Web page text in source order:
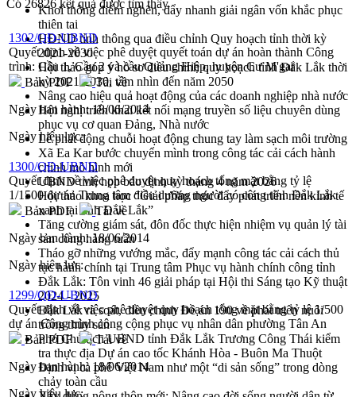
Khơi thông điểm nghẽn, đẩy nhanh giải ngân vốn khắc phục
thiên tai
HĐND tỉnh thông qua điều chỉnh Quy hoạch tỉnh thời kỳ
2021-2030
Hội thảo góp ý hồ sơ điều chỉnh quy hoạch tỉnh Đắk Lắk thời
kỳ 2021-2030, tầm nhìn đến năm 2050
Nâng cao hiệu quả hoạt động của các doanh nghiệp nhà nước
Hội nghị triển khai kết nối mạng truyền số liệu chuyên dùng
phục vụ cơ quan Đảng, Nhà nước
Lễ phát động chuỗi hoạt động chung tay làm sạch môi trường
Xã Ea Kar bước chuyển mình trong công tác cải cách hành
chính mô hình mới
UBND tỉnh họp báo định kỳ tháng 4 năm 2026
Hội thảo khoa học “Giải pháp thúc đẩy phát triển nền kinh tế
xanh tại tỉnh Đắk Lắk”
Tăng cường giám sát, đôn đốc thực hiện nhiệm vụ quản lý tài
sản công hàng tuần
Tháo gỡ những vướng mắc, đẩy mạnh công tác cải cách thủ
tục hành chính tại Trung tâm Phục vụ hành chính công tỉnh
Đắk Lắk: Tôn vinh 46 giải pháp tại Hội thi Sáng tạo Kỹ thuật
2024 - 2025
Đắk Lắk rà soát, điều chỉnh Đề án 190 về phát triển nuôi
trồng thủy sản
Phó Chủ tịch UBND tỉnh Đắk Lắk Trương Công Thái kiểm
tra thực địa Dự án cao tốc Khánh Hòa - Buôn Ma Thuột
Định vị cà phê Việt Nam như một “di sản sống” trong dòng
chảy toàn cầu
Có 26826kết quả được tìm thấy
1302/QĐ-UBND
Quyết định về việc phê duyệt quyết toán dự án hoàn thành Công
trình: Cầu 1, Cầu 2 và cầu Quảng Hiệp, huyện Cư M'gar
Bản PDF
Tải về
Ngày ban hành:18/06/2014
Ngày hiệu lực:
1300/QĐ-UBND
Quyết định về việc phê duyệt quy hoạch tổng mặt bằng tỷ lệ
1/1500 dự án Trung tâm điều dưỡng người có công tỉnh Đắk Lắk
Bản PDF
Tải về
Ngày ban hành:18/06/2014
Ngày hiệu lực:
1299/QĐ-UBND
Quyết định về việc phê duyệt quy hoạch tổng mặt bằng tỷ lệ 1/500
dự án Công trình công cộng phục vụ nhân dân phường Tân An
Bản PDF
Tải về
Ngày ban hành:18/06/2014
Ngày hiệu lực: